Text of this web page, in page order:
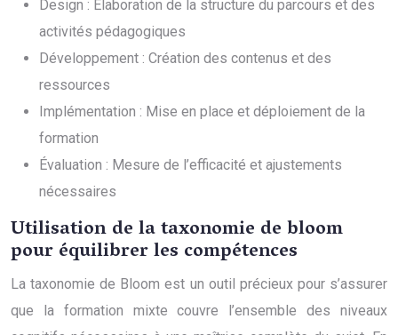
Design : Élaboration de la structure du parcours et des
activités pédagogiques
Développement : Création des contenus et des
ressources
Implémentation : Mise en place et déploiement de la
formation
Évaluation : Mesure de l’efficacité et ajustements
nécessaires
Utilisation de la taxonomie de bloom
pour équilibrer les compétences
La taxonomie de Bloom est un outil précieux pour s’assurer
que la formation mixte couvre l’ensemble des niveaux